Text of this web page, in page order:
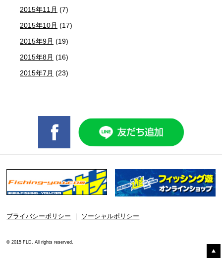
2015年11月 (7)
2015年10月 (17)
2015年9月 (19)
2015年8月 (16)
2015年7月 (23)
プライバシーポリシー ソーシャルポリシー
© 2015 FLD. All rights reserved.